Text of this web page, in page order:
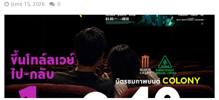
June 15, 2026 0